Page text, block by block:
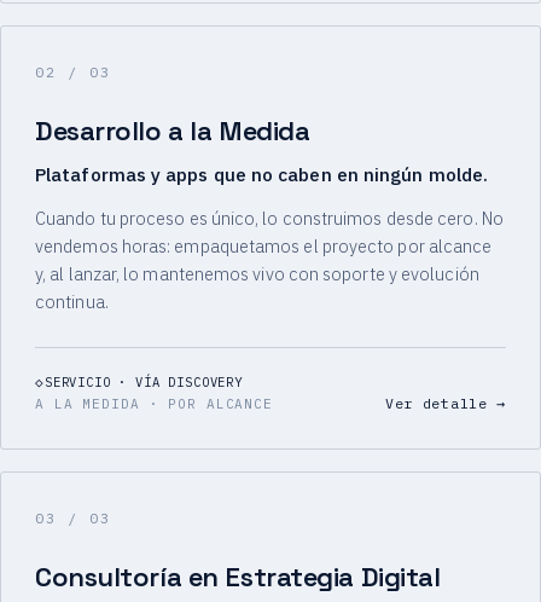
02 / 03
Desarrollo a la Medida
Plataformas y apps que no caben en ningún molde.
Cuando tu proceso es único, lo construimos desde cero. No
vendemos horas: empaquetamos el proyecto por alcance
y, al lanzar, lo mantenemos vivo con soporte y evolución
continua.
SERVICIO · VÍA DISCOVERY
A LA MEDIDA · POR ALCANCE
Ver detalle →
03 / 03
Consultoría en Estrategia Digital